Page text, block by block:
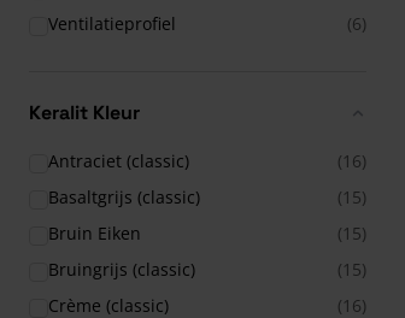
Ventilatieprofiel
(6)
Keralit Kleur
Antraciet (classic)
(16)
Basaltgrijs (classic)
(15)
Bruin Eiken
(15)
Bruingrijs (classic)
(15)
Crème (classic)
(16)